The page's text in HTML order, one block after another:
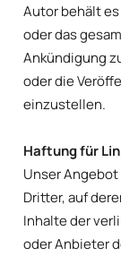
Autor behält
oder das
Ankündigung
oder die
einzustellen.
Haftung für
Unser
Dritter, auf
Inhalte der
oder Anbieter